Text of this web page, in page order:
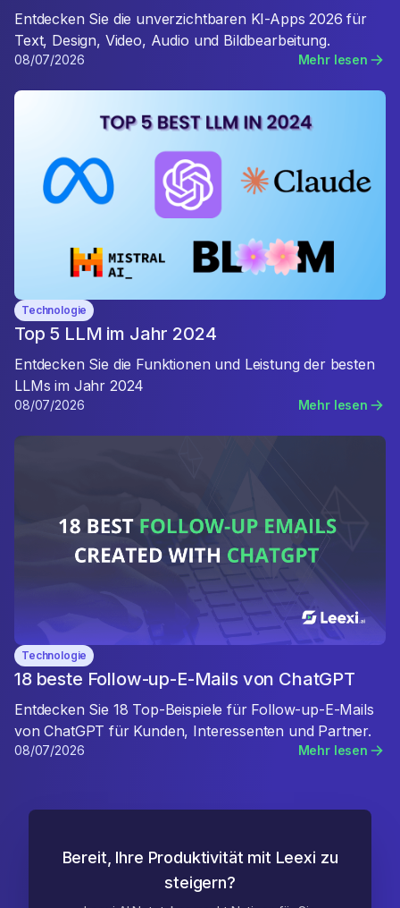
Entdecken Sie die unverzichtbaren KI-Apps 2026 für
Text, Design, Video, Audio und Bildbearbeitung.
08/07/2026 Mehr lesen
Technologie
Top 5 LLM im Jahr 2024
Entdecken Sie die Funktionen und Leistung der besten
LLMs im Jahr 2024
08/07/2026 Mehr lesen
Technologie
18 beste Follow-up-E-Mails von ChatGPT
Entdecken Sie 18 Top-Beispiele für Follow-up-E-Mails
von ChatGPT für Kunden, Interessenten und Partner.
08/07/2026 Mehr lesen
Bereit, Ihre Produktivität mit Leexi zu
steigern?